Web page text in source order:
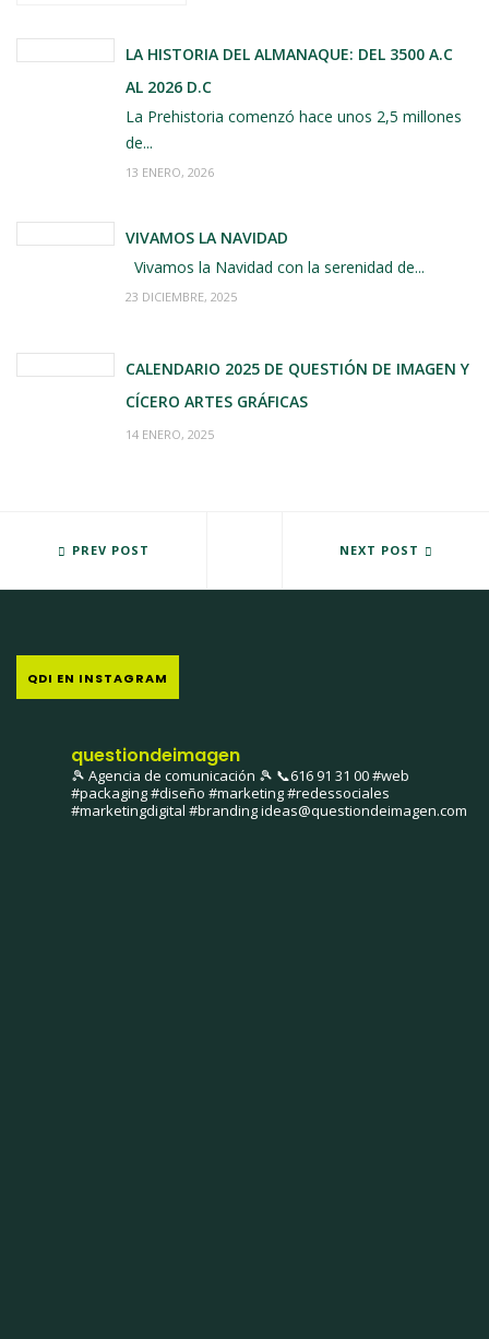
LA HISTORIA DEL ALMANAQUE: DEL 3500 A.C
AL 2026 D.C
La Prehistoria comenzó hace unos 2,5 millones
de...
13 ENERO, 2026
VIVAMOS LA NAVIDAD
Vivamos la Navidad con la serenidad de...
23 DICIEMBRE, 2025
CALENDARIO 2025 DE QUESTIÓN DE IMAGEN Y
CÍCERO ARTES GRÁFICAS
14 ENERO, 2025
PREV POST
EL ZAMORA CF PRESENTA SU CESTA DE SALVACIÓNNEXT POST
SENSEBENE PRESENTA MI
QDI EN INSTAGRAM
questiondeimagen
🎾 Agencia de comunicación 🎾 📞616 91 31 00#web
#packaging #diseño #marketing #redessociales
#marketingdigital #brandingideas@questiondeimagen.com